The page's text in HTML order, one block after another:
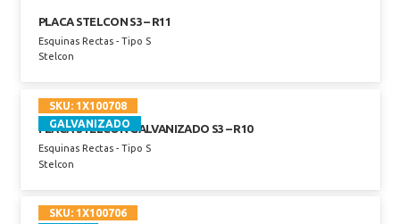
PLACA STELCON S3 – R11
Esquinas Rectas - Tipo S
Stelcon
SKU: 1X100708
GALVANIZADO
PLACA STELCON GALVANIZADO S3 – R10
Esquinas Rectas - Tipo S
Stelcon
SKU: 1X100706